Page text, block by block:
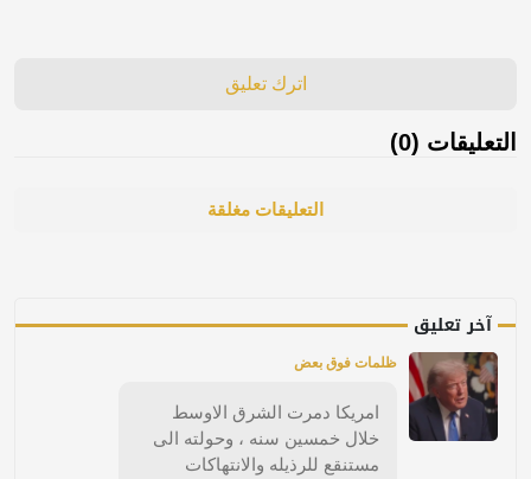
اترك تعليق
التعليقات (0)
التعليقات مغلقة
آخر تعليق
ظلمات فوق بعض
امريكا دمرت الشرق الاوسط
خلال خمسين سنه ، وحولته الى
مستنقع للرذيله والانتهاكات